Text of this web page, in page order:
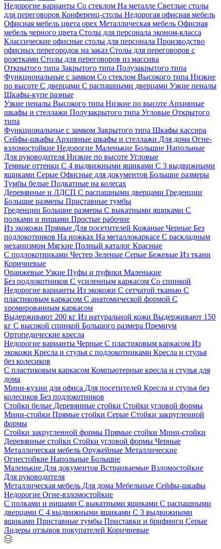
Недорогие варианты Со стеклом На металле Светлые столы
для переговоров Конференц-столы Недорогая офисная мебель
Офисная мебель цвета орех Металлическая мебель Офисная
мебель черного цвета Столы для персонала эконом-класса
Классические офисные столы для персонала Производство
офисных перегородок на заказ Столы для переговоров с
розетками Столы для переговоров из массива
Открытого типа Закрытого типа Полузакрытого типа
Функциональные с замком Со стеклом Высокого типа Низкие
по высоте С дверцами С распашными дверцами Узкие пеналы
Шкафы-купе разные
Узкие пеналы Высокого типа Низкие по высоте Архивные
шкафы и стеллажи Полузакрытого типа Угловые Открытого
типа
Функциональные с замком Закрытого типа Шкафы кассира
Сейфы-шкафы Архивные шкафы и стеллажи Для дома Огне-
взломостойкие Недорогие Маленькие Большие Напольные
Для руководителя Низкие по высоте Угловые
Темные оттенки С 4 выдвижными ящиками С 3 выдвижными
ящиками Серые Офисные для документов Большие размеры
Тумбы белые Подкатные на колесах
Деревянные и ЛДСП С распашными дверцами Греденции
Большие размеры Приставные тумбы
Греденции Большие размеры С выкатными ящиками С
полками и нишами Простые рабочие
Из экокожи Прямые Для посетителей Кожаные Черные Без
подлокотников На ножках На металлокаркасе С раскладным
механизмом Мягкие Полный каталог Красные
С подлокотниками Честер Зеленые Серые Бежевые Из ткани
Коричневые
Оранжевые Узкие Пуфы и пуфики Маленькие
Без подлокотников С усиленным каркасом Со спинкой
Недорогие варианты Из экокожи С сетчатой тканью С
пластиковым каркасом С анатомической формой С
хромированным каркасом
Выдерживают 200 кг Из натуральной кожи Выдерживают 150
кг С высокой спинкой Большого размера Премиум
Ортопедические кресла
Недорогие варианты Черные С пластиковым каркасом Из
экокожи Кресла и стулья с подлокотниками Кресла и стулья
без колесиков
С пластиковым каркасом Компьютерные кресла и стулья для
дома
Мини-кухни для офиса Для посетителей Кресла и стулья без
колесиков Без подлокотников
Стойки белые Деревянные стойки Стойки угловой формы
Мини-стойки Прямые стойки Серые Стойки закругленной
формы
Стойки закругленной формы Прямые стойки Мини-стойки
Деревянные стойки Стойки угловой формы Черные
Металлическая мебель Оружейные Металлические
Огнестойкие Напольные Большие
Маленькие Для документов Встраиваемые Взломостойкие
Для руководителя
Металлическая мебель Для дома Мебельные Сейфы-шкафы
Недорогие Огне-взломостойкие
С полками и нишами С выкатными ящиками С распашными
дверцами С 4 выдвижными ящиками С 3 выдвижными
ящиками Приставные тумбы Приставки и брифинги Серые
Лидеры отзывов покупателей Коричневые